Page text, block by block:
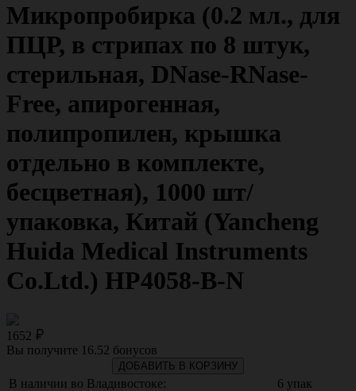
Микропробирка (0.2 мл., для
ПЦР, в стрипах по 8 штук,
стерильная, DNase-RNase-
Free, апирогенная,
полипропилен, крышка
отдельно в комплекте,
бесцветная), 1000 шт/
упаковка, Китай (Yancheng
Huida Medical Instruments
Co.Ltd.) HP4058-B-N
1652
Вы получите 16.52 бонусов
ДОБАВИТЬ В КОРЗИНУ
В наличии во Владивостоке: 6 упак